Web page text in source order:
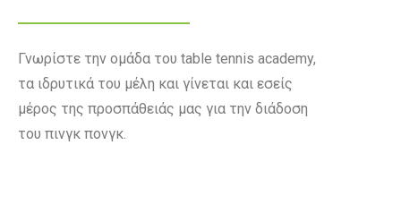
Γνωρίστε την ομάδα του table tennis academy,
τα ιδρυτικά του μέλη και γίνεται και εσείς
μέρος της προσπάθειάς μας για την διάδοση
του πινγκ πονγκ.